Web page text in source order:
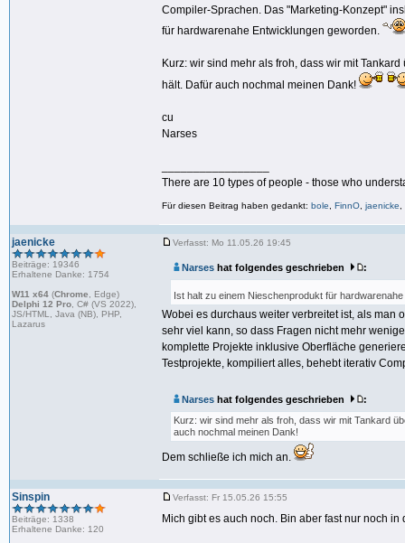
Compiler-Sprachen. Das "Marketing-Konzept"
für hardwarenahe Entwicklungen geworden.
Kurz: wir sind mehr als froh, dass wir mit
hält. Dafür auch nochmal meinen Dank!
cu
Narses
There are 10 types of people - those who
Für diesen Beitrag haben gedankt: bole FinnO jaenicke
jaenicke
Beiträge: 19346
Erhaltene Danke: 1754
W11 x64 (Chrome , Edge)
Delphi 12 Pro , C# (VS 2022),
JS/HTML, Java (NB), PHP,
Lazarus
Verfasst: Mo 11.05.26 19:45
Narses hat folgendes geschrieben :
Ist halt zu einem Nieschenprodukt für
Wobei es durchaus weiter verbreitet ist, als man
sehr viel kann, so dass Fragen nicht mehr
komplette Projekte inklusive Oberfläche
Testprojekte, kompiliert alles, behebt iterativ
Narses hat folgendes geschrieben
:
Kurz: wir sind mehr als froh, dass wir mit Tankard
auch nochmal meinen Dank!
Dem schließe ich mich an.
Sinspin
Beiträge: 1338
Erhaltene Danke: 120
Verfasst: Fr 15.05.26 15:55
Mich gibt es auch noch. Bin aber fast nur noch in